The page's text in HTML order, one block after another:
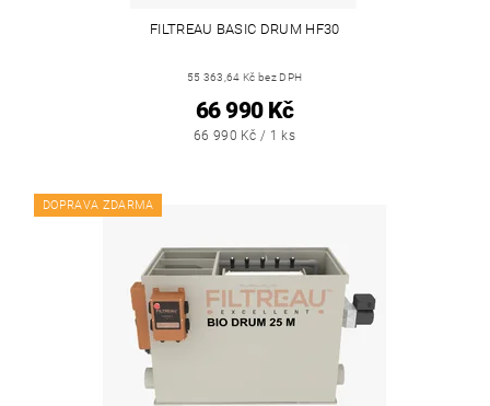
FILTREAU BASIC DRUM HF30
55 363,64 Kč bez DPH
66 990 Kč
66 990 Kč / 1 ks
DOPRAVA ZDARMA